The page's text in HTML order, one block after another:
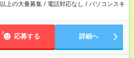
上の大量募集 / 電話対応なし / パソコンスキ
応募する 詳細へ